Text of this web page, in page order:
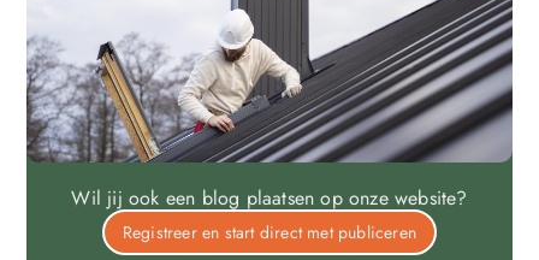
Wil jij ook een blog plaatsen op onze website?
Registreer en start direct met publiceren